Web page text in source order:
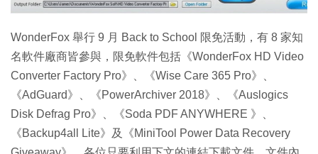
WonderFox 舉行 9 月 Back to School 限免活動，有 8 家知
名軟件廠商皆參與，限免軟件包括《WonderFox HD Video
Converter Factory Pro》、《Wise Care 365 Pro》、
《AdGuard》、《PowerArchiver 2018》、《Auslogics
Disk Defrag Pro》、《Soda PDF ANYWHERE 》、
《Backup4all Lite》及《MiniTool Power Data Recovery